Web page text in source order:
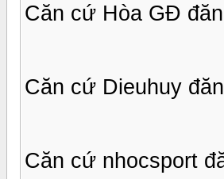
Căn cứ Hòa GĐ
Căn cứ Dieuhuy
Căn cứ nhocsport